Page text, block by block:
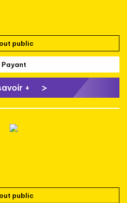
public
Payant
+
public